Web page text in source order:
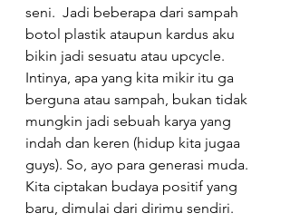
seni.  Jadi beberapa dari sampah
botol plastik ataupun kardus aku
bikin jadi sesuatu atau upcycle.
Intinya, apa yang kita mikir itu ga
berguna atau sampah, bukan tidak
mungkin jadi sebuah karya yang
indah dan keren (hidup kita jugaa
guys). So, ayo para generasi muda.
Kita ciptakan budaya positif yang
baru, dimulai dari dirimu sendiri.